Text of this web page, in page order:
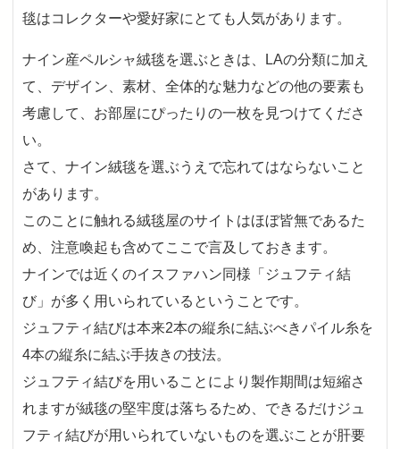
毯はコレクターや愛好家にとても人気があります。
ナイン産ペルシャ絨毯を選ぶときは、LAの分類に加え
て、デザイン、素材、全体的な魅力などの他の要素も
考慮して、お部屋にぴったりの一枚を見つけてくださ
い。
さて、ナイン絨毯を選ぶうえで忘れてはならないこと
があります。
このことに触れる絨毯屋のサイトはほぼ皆無であるた
め、注意喚起も含めてここで言及しておきます。
ナインでは近くのイスファハン同様「ジュフティ結
び」が多く用いられているということです。
ジュフティ結びは本来2本の縦糸に結ぶべきパイル糸を
4本の縦糸に結ぶ手抜きの技法。
ジュフティ結びを用いることにより製作期間は短縮さ
れますが絨毯の堅牢度は落ちるため、できるだけジュ
フティ結びが用いられていないものを選ぶことが肝要